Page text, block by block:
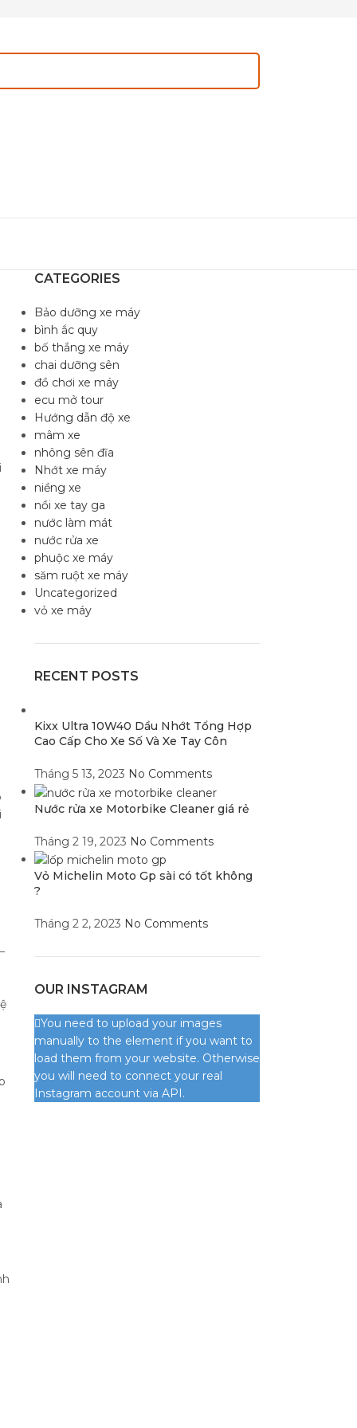
CATEGORIES
Bảo dưỡng xe máy
bình ắc quy
bố thắng xe máy
chai dưỡng sên
đồ chơi xe máy
ecu mở tour
Hướng dẫn độ xe
mâm xe
nhông sên đĩa
Nhớt xe máy
niềng xe
nồi xe tay ga
nước làm mát
nước rửa xe
phuộc xe máy
săm ruột xe máy
Uncategorized
vỏ xe máy
RECENT POSTS
Kixx Ultra 10W40 Dầu Nhớt Tổng Hợp
Cao Cấp Cho Xe Số Và Xe Tay Côn
Tháng 5 13, 2023 No Comments
Nước rửa xe Motorbike Cleaner giá rẻ
Tháng 2 19, 2023 No Comments
Vỏ Michelin Moto Gp sài có tốt không
?
Tháng 2 2, 2023 No Comments
OUR INSTAGRAM
You need to upload your images
manually to the element if you want to
load them from your website. Otherwise
you will need to connect your real
Instagram account via API.